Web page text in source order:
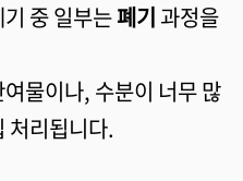
중 일부는폐기 과정을
물이나, 수분이 너무 많
처리됩니다.